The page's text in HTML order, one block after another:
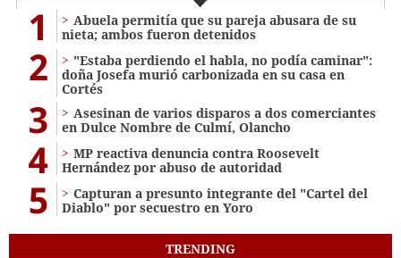
1
Abuela permitía que su pareja abusara de su
nieta; ambos fueron detenidos
2
"Estaba perdiendo el habla, no podía caminar":
doña Josefa murió carbonizada en su casa en
Cortés
3
Asesinan de varios disparos a dos comerciantes
en Dulce Nombre de Culmí, Olancho
4
MP reactiva denuncia contra Roosevelt
Hernández por abuso de autoridad
5
Capturan a presunto integrante del "Cartel del
Diablo" por secuestro en Yoro
TRENDING